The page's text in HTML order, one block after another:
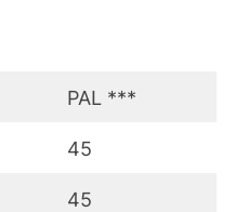
PAL ***
45
45